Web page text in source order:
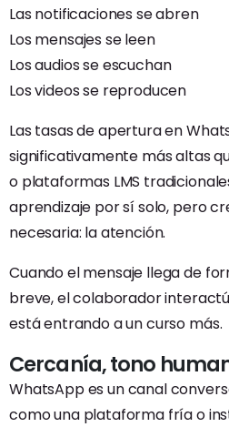
Las notificaciones se abren
Los mensajes se leen
Los audios se escuchan
Los videos se reproducen
Las tasas de apertura en
significativamente más altas
o plataformas LMS
aprendizaje por sí solo, pero
necesaria: la atención.
Cuando el mensaje llega de
breve, el colaborador
está entrando a un curso más.
Cercanía, tono
WhatsApp es un canal
como una plataforma fría o